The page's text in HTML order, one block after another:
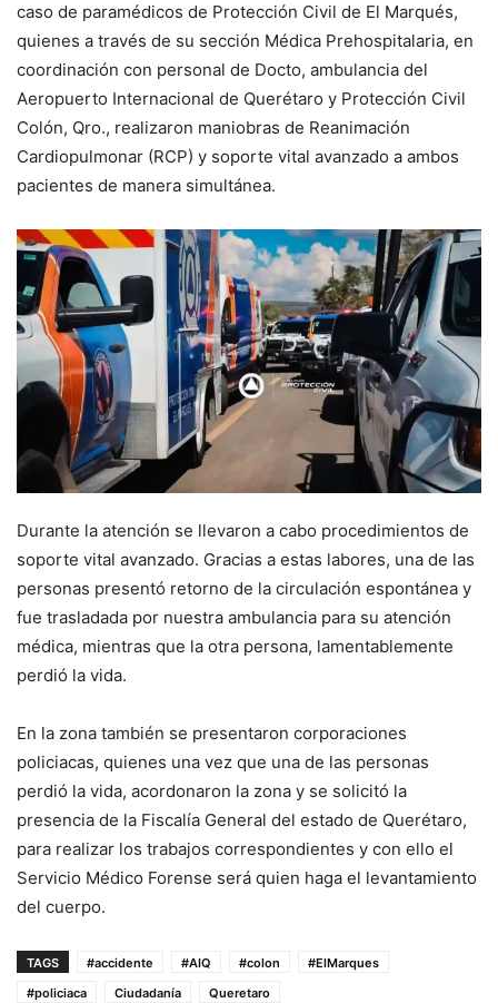
caso de paramédicos de Protección Civil de El Marqués,
quienes a través de su sección Médica Prehospitalaria, en
coordinación con personal de Docto, ambulancia del
Aeropuerto Internacional de Querétaro y Protección Civil
Colón, Qro., realizaron maniobras de Reanimación
Cardiopulmonar (RCP) y soporte vital avanzado a ambos
pacientes de manera simultánea.
Durante la atención se llevaron a cabo procedimientos de
soporte vital avanzado. Gracias a estas labores, una de las
personas presentó retorno de la circulación espontánea y
fue trasladada por nuestra ambulancia para su atención
médica, mientras que la otra persona, lamentablemente
perdió la vida.
En la zona también se presentaron corporaciones
policiacas, quienes una vez que una de las personas
perdió la vida, acordonaron la zona y se solicitó la
presencia de la Fiscalía General del estado de Querétaro,
para realizar los trabajos correspondientes y con ello el
Servicio Médico Forense será quien haga el levantamiento
del cuerpo.
TAGS #accidente #AIQ #colon
#ElMarques
#policiaca
Ciudadanía Queretaro